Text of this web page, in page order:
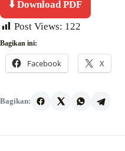
⬇️ Download PDF
Post Views: 122
Bagikan ini:
Facebook X
Bagikan: